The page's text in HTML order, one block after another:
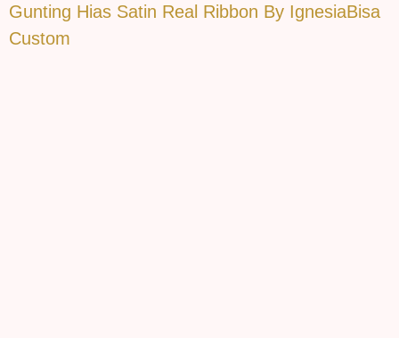
Gunting Hias Satin Real Ribbon By IgnesiaBisa
Custom